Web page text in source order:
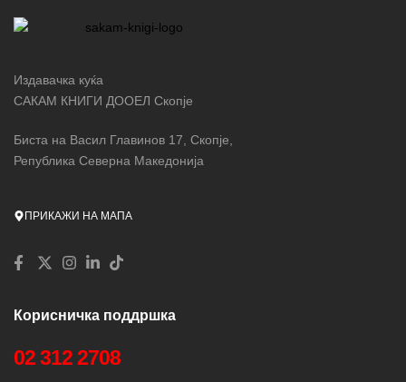
Издавачка куќа
САКАМ КНИГИ ДООЕЛ Скопје
Биста на Васил Главинов 17, Скопје,
Република Северна Македонија
ПРИКАЖИ НА МАПА
Корисничка поддршка
02 312 2708